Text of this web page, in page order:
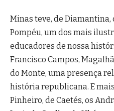
Minas teve, de Diamantina,
Pompéu, um dos mais
educadores de nossa
Francisco Campos,
do Monte, uma presença
história republicana. E
Pinheiro, de Caetés, os